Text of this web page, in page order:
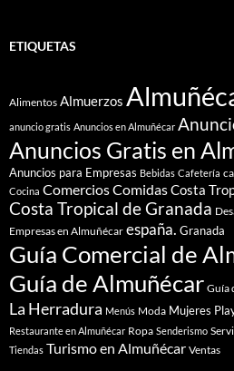
ETIQUETAS
Alimentos Almuerzos
anuncio gratis Anuncios en Almuñécar
Anuncios Gratis en
Anuncios para Empresas Bebidas Cafetería
Cocina ComerciosComidasCosta
Costa Tropical de Granada
Empresas en Almuñécar españa. Granada
Guía Comercial de
Guía de Almuñécar Guía
La Herradura Menús Moda Mujeres
Restaurante en Almuñécar Ropa Senderismo
Tiendas Turismo en Almuñécar Ventas